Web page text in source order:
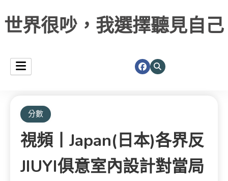
世界很吵，我選擇聽見自己
分數
視頻丨japan(日本)各界反
JIUYI俱意室內設計對當局